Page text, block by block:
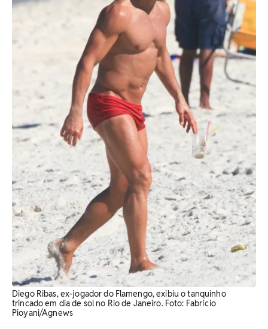
Diego Ribas, ex-jogador do Flamengo, exibiu o tanquinho
trincado em dia de sol no Rio de Janeiro. Foto: Fabrício
Pioyani/Agnews